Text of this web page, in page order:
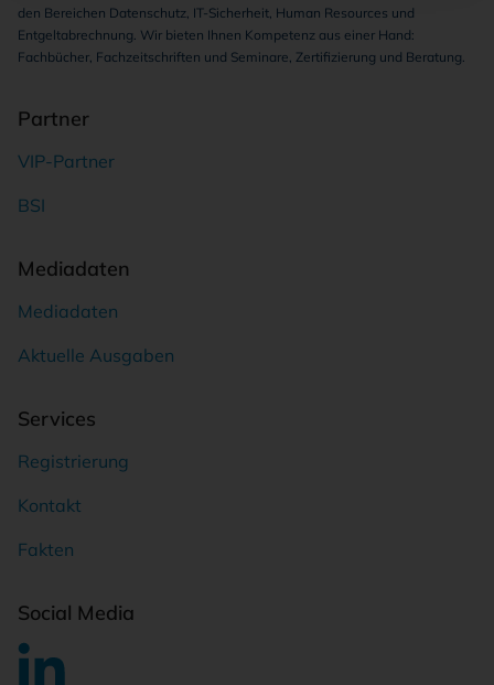
den Bereichen Datenschutz, IT-Sicherheit, Human Resources und
Entgeltabrechnung. Wir bieten Ihnen Kompetenz aus einer Hand:
Fachbücher, Fachzeitschriften und Seminare, Zertifizierung und Beratung.
Partner
VIP-Partner
BSI
Mediadaten
Mediadaten
Aktuelle Ausgaben
Services
Registrierung
Kontakt
Fakten
Social Media